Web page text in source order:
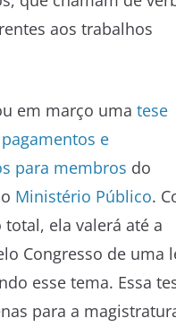
aos trabalhos
em março uma tese
e
para membros do
Ministério Público.
total, ela valerá até a
Congresso de uma
esse tema. Essa
para a